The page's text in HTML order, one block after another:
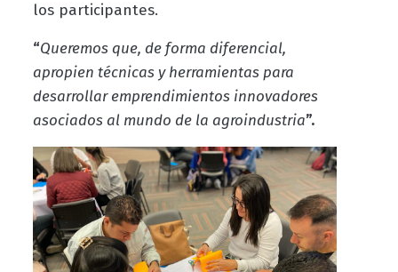
los participantes.
“Queremos que, de forma diferencial,
apropien técnicas y herramientas para
desarrollar emprendimientos innovadores
asociados al mundo de la agroindustria”.